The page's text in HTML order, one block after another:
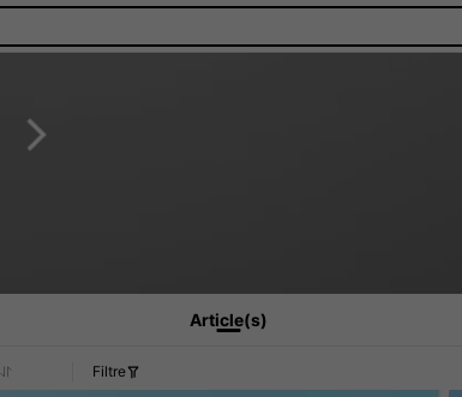
Article(s)
Filtre